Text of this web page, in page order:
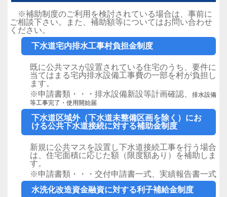
※補助制度のご利用を検討されている場合は、事前に
ご相談下さい。また、補助額等についてはお問い合わせ
ください。
下水道宅内排水工事村負担金制度
既に公共マスが設置されている住宅のうち、要件に
当てはまる宅内排水設備工事費の一部を村が負担し
ます。
※申請書類・・・排水設備新設等計画確認、排水設備
等工事完了・使用開始届
下水道区域外（下水道未整備区画を除く）にお
ける公共下水道接続に対する補助金制度
新規に公共マスを設置し下水道接続工事を行う場合
は、住宅面積に応じた額（限度額あり）を補助しま
す。
※申請書類・・・交付申請書一式、実績報告書一式
水洗化改造資金融資に対する利子補給金制度